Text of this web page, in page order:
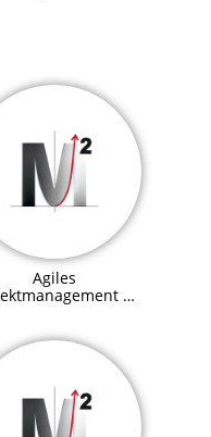
Agiles
—
Agilität